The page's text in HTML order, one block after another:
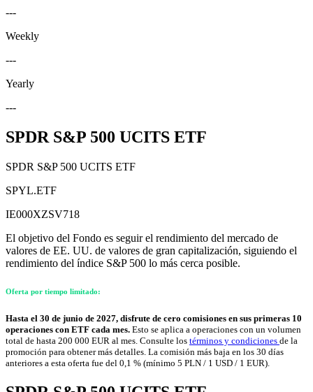
---
Weekly
---
Yearly
---
SPDR S&P 500 UCITS ETF
SPDR S&P 500 UCITS ETF
SPYL.ETF
IE000XZSV718
El objetivo del Fondo es seguir el rendimiento del mercado de
valores de EE. UU. de valores de gran capitalización, siguiendo el
rendimiento del índice S&P 500 lo más cerca posible.
Oferta por tiempo limitado:
Hasta el 30 de junio de 2027, disfrute de cero comisiones en sus primeras 10
operaciones con ETF cada mes. Esto se aplica a operaciones con un volumen
total de hasta 200 000 EUR al mes. Consulte los términos y condiciones de la
promoción para obtener más detalles. La comisión más baja en los 30 días
anteriores a esta oferta fue del 0,1 % (mínimo 5 PLN / 1 USD / 1 EUR).